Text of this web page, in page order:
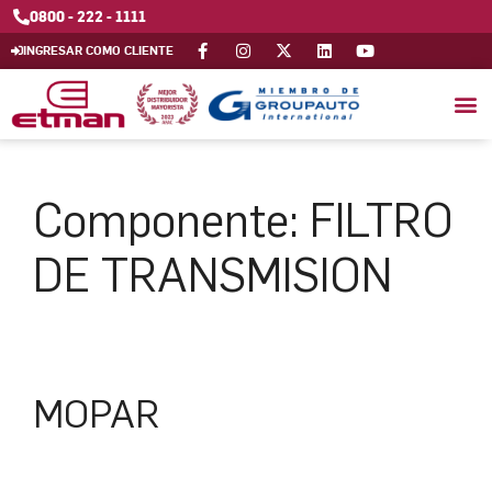
0800 - 222 - 1111
INGRESAR COMO CLIENTE
Componente: FILTRO
DE TRANSMISION
MOPAR